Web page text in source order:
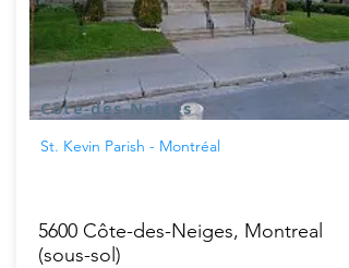
Côte-des-Neiges
St. Kevin Parish - Montréal
5600 Côte-des-Neiges, Montreal
(sous-sol)